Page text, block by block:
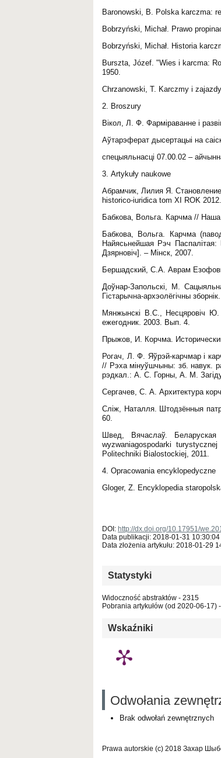
Baronowski, B. Polska karczma:
Bobrzyński, Michał. Prawo
Bobrzyński, Michał. Historia
Burszta, Józef. "Wies i karcma:
1950.
Chrzanowski, T. Karczmy i
2. Broszury
Вікол, Л. Ф. Фарміраванне і
Аўтарэферат дысертацыі на
спецыяльнасці 07.00.02 –
3. Аrtykuły naukowe
Абрамчик, Лилия Я.
historico-iuridica tom XI ROK
Бабкова, Вольга. Карчма // Наша
Бабкова, Вольга. Карчма
Найясьнейшая Рэч Паспалітая:
Дзярновіч]. – Мінск, 2007.
Бершадский, С.А. Аврам
Доўнар-Запольскі, М.
Гістарычна-архэолёгічны
Мянжынскі В.С., Несцяровіч Ю.
ежегодник. 2003. Вып. 4.
Прыжов, И. Корчма.
Рогач, Л. Ф. Яўрэй-карчмар і
// Рэха мінуўшчыны: зб. навук.
рэдкал.: А. С. Горны, А. М.
Сергачев, С. А. Архитектура
Сліж, Наталля. Штодзённыя
60.
Швед, Вячаслаў.
wyzwaniagospodarki
Politechniki Bialostockiej, 2011.
4. Opracowania encyklopedyczne
Gloger, Z. Encyklopedia
DOI: http://dx.doi.org/10.17951/
Data publikacji: 2018-01-31 10:30:04
Data złożenia artykułu: 2018-01-29
Statystyki
Widoczność abstraktów - 2315
Pobrania artykułów (od 2020-06-17)
Wskaźniki
Odwołania
Brak odwołań zewnętrznych
Prawa autorskie (c) 2018 Захар